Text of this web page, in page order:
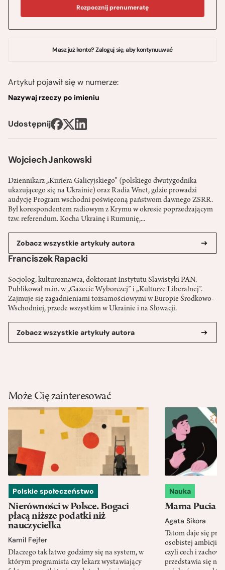
Wojciech Jankowski
Dziennikarz „Kuriera Galicyjskiego” (polskiego dwutygodnika
ukazującego się na Ukrainie) oraz Radia Wnet, gdzie prowadzi
audycję Program wschodni poświęconą państwom dawnego ZSRR.
Był korespondentem radiowym z Krymu w okresie poprzedzającym
tzw. referendum. Kocha Ukrainę i Rumunię,...
Zobacz wszystkie artykuły autora
Franciszek Rapacki
Socjolog, kulturoznawca, doktorant Instytutu Slawistyki PAN.
Publikował m.in. w „Gazecie Wyborczej” i „Kulturze Liberalnej”.
Zajmuje się zagadnieniami tożsamościowymi w Europie Środkowo-
Wschodniej, przede wszystkim w Ukrainie i na Słowacji.
Zobacz wszystkie artykuły autora
Rozpocznij prenumeratę
Masz już konto? Zaloguj się, aby kontynuuwać
Artykuł pojawił się w numerze:
Nazywaj rzeczy po imieniu
Udostępnij
Może Cię zainteresować
Polskie społeczeństwo
Nierówności w Polsce. Bogaci
płacą niższe podatki niż
nauczycielka
Kamil Fejfer
Dlaczego tak łatwo godzimy się na system, w
którym programista czy lekarz wystawiający
Nauka
Mama Pucia
Agata Sikora
Tatom daje się
osobistej ambicji,
czyli cech i
przedstawia się